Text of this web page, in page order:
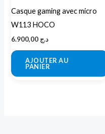
Casque gaming avec micro
W113 HOCO
د.ج
AJOUTER AU
PANIER